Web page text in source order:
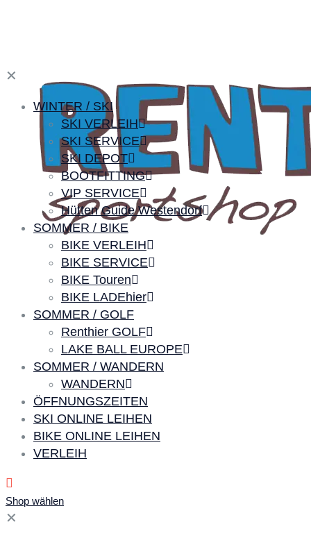
✕
WINTER / SKI
SKI VERLEIH
SKI SERVICE
SKI DEPOT
BOOTFITTING
VIP SERVICE
Hütten Guide Westendorf
SOMMER / BIKE
BIKE VERLEIH
BIKE SERVICE
BIKE Touren
BIKE LADEhier
SOMMER / GOLF
Renthier GOLF
LAKE BALL EUROPE
SOMMER / WANDERN
WANDERN
ÖFFNUNGSZEITEN
SKI ONLINE LEIHEN
BIKE ONLINE LEIHEN
VERLEIH
Shop wählen
✕